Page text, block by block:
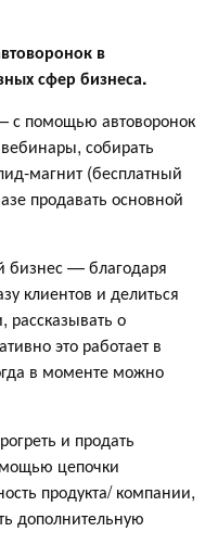
в
сфер бизнеса.
помощью автоворонок
собирать
магнит (бесплатный
продавать основной
бизнес — благодаря
клиентов и делиться
о
это работает в
в моменте можно
и продать
цепочки
продукта/ компании,
дополнительную